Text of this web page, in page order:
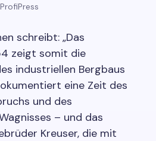
schreibt: „Das
zeigt somit die
industriellen Bergbaus
eine Zeit des
und des
– und das
Kreuser, die mit